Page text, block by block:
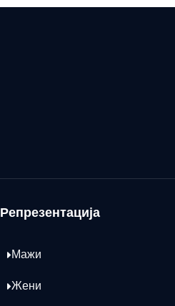
Репрезентација
Мажи
Жени